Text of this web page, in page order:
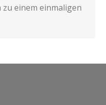
zu einem einmaligen